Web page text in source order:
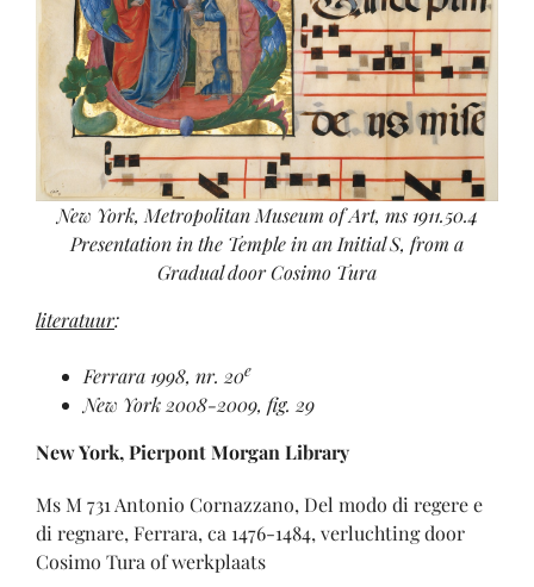
New York, Metropolitan Museum of Art, ms 1911.50.4
Presentation in the Temple in an Initial S, from a
Gradual door Cosimo Tura
literatuur:
Ferrara 1998, nr. 20e
New York 2008-2009, fig. 29
New York, Pierpont Morgan Library
Ms M 731 Antonio Cornazzano, Del modo di regere e
di regnare, Ferrara, ca 1476-1484, verluchting door
Cosimo Tura of werkplaats